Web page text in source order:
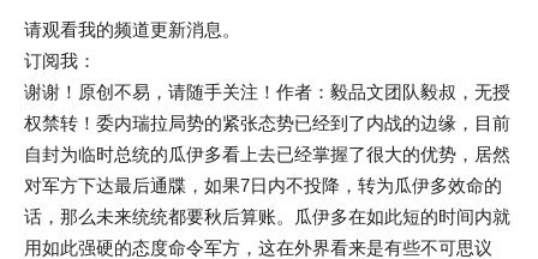
请观看我的频道更新消息。
订阅我：
谢谢！原创不易，请随手关注！作者：毅品文团队毅叔，无授
权禁转！委内瑞拉局势的紧张态势已经到了内战的边缘，目前
自封为临时总统的瓜伊多看上去已经掌握了很大的优势，居然
对军方下达最后通牒，如果7日内不投降，转为瓜伊多效命的
话，那么未来统统都要秋后算账。瓜伊多在如此短的时间内就
用如此强硬的态度命令军方，这在外界看来是有些不可思议